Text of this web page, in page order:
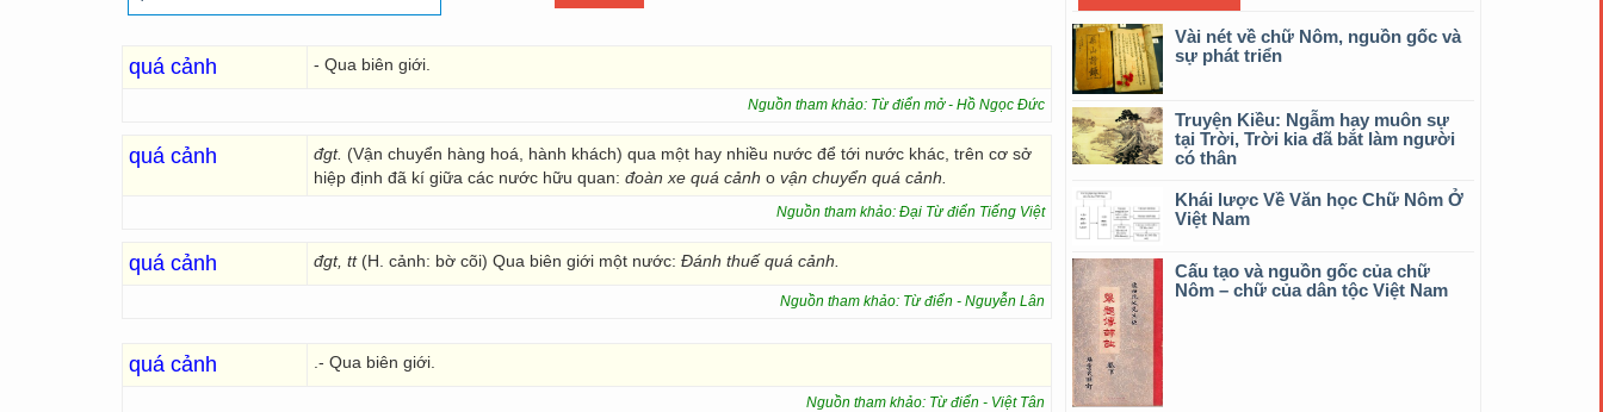
quá cảnh - Qua biên giới.
Nguồn tham khảo: Từ điển mở - Hồ Ngọc Đức
quá cảnh đgt. (Vận chuyển hàng hoá, hành khách) qua một hay nhiều nước để tới nước khác, trên cơ sở
hiệp định đã kí giữa các nước hữu quan: đoàn xe quá cảnh o vận chuyển quá cảnh.
Nguồn tham khảo: Đại Từ điển Tiếng Việt
quá cảnh đgt, tt (H. cảnh: bờ cõi) Qua biên giới một nước: Đánh thuế quá cảnh.
Nguồn tham khảo: Từ điển - Nguyễn Lân
quá cảnh .- Qua biên giới.
Nguồn tham khảo: Từ điển - Việt Tân
Vài nét về chữ Nôm, nguồn gốc và
sự phát triển
Truyện Kiều: Ngẫm hay muôn sự
tại Trời, Trời kia đã bắt làm người
có thân
Khái lược Về Văn học Chữ Nôm Ở
Việt Nam
Cấu tạo và nguồn gốc của chữ
Nôm – chữ của dân tộc Việt Nam